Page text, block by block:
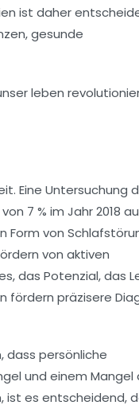
ist daher
gesunde
. Eine Untersuchung
7 % im Jahr 2018
Form von
von aktiven
das Potenzial, das
fördern präzisere
dass persönliche
und einem Mangel
ist es entscheidend,